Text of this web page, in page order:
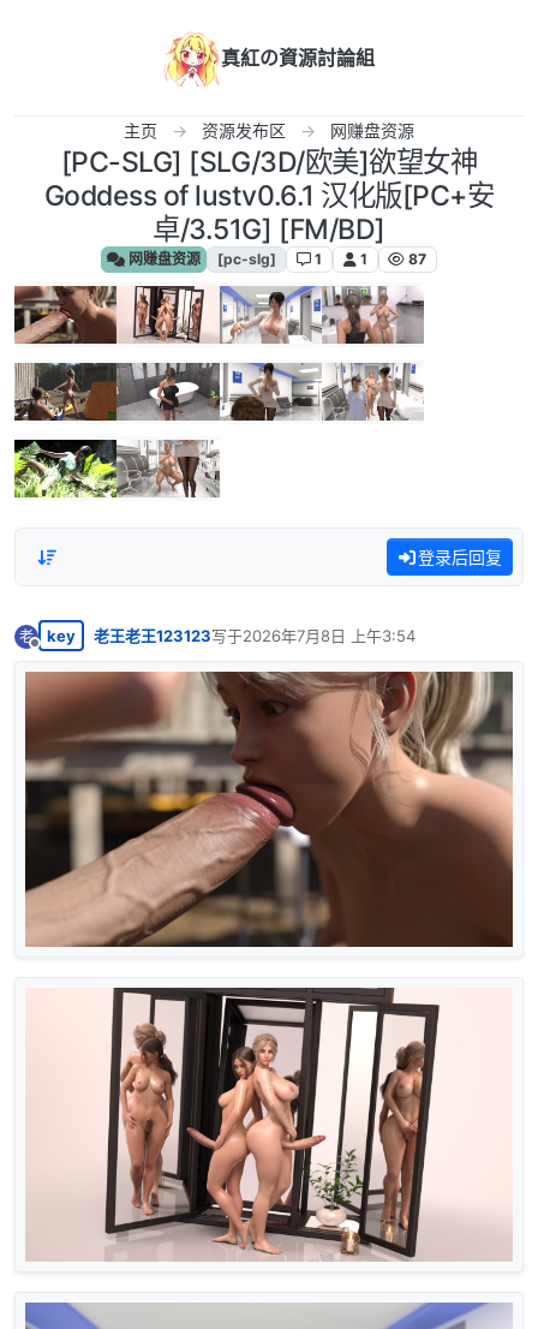
真紅の資源討論組
主页 资源发布区 网赚盘资源
[PC-SLG] [SLG/3D/欧美]欲望女神
Goddess of lustv0.6.1 汉化版[PC+安
卓/3.51G] [FM/BD]
网赚盘资源 [pc-slg] 1 1 87
登录后回复
老
离线
key 老王老王123123写于2026年7月8日 上午3:54
最后由 编辑